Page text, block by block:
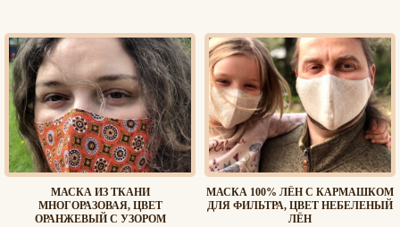
МАСКА ИЗ ТКАНИ
МНОГОРАЗОВАЯ, ЦВЕТ
ОРАНЖЕВЫЙ С УЗОРОМ
МАСКА 100% ЛЁН С КАРМАШКОМ
ДЛЯ ФИЛЬТРА, ЦВЕТ НЕБЕЛЕНЫЙ
ЛЁН